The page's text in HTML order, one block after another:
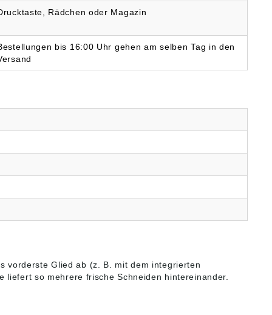
Rädchen oder Magazin
bis 16:00 Uhr gehen am selben Tag in den
vorderste Glied ab (z. B. mit dem integrierten
liefert so mehrere frische Schneiden hintereinander.